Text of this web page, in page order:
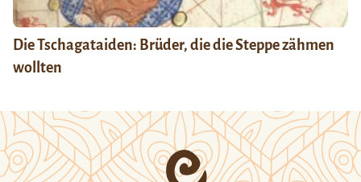
Die Tschagataiden: Brüder, die die Steppe zähmen
wollten